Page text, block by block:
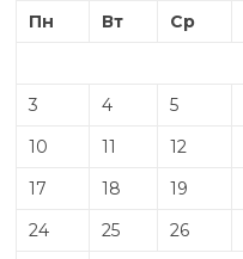
Пн
Вт Ср
3
4 5
10
11 12
17
18 19
24
25 26